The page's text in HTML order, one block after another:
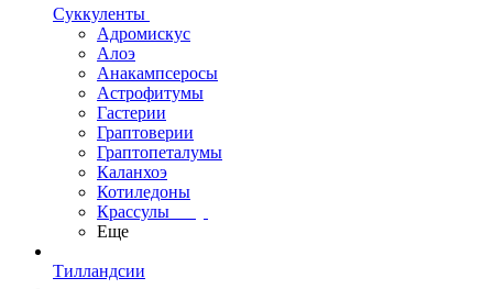
Суккуленты
Адромискус
Алоэ
Анакампсеросы
Астрофитумы
Гастерии
Граптоверии
Граптопеталумы
Каланхоэ
Котиледоны
Крассулы
Еще
Тилландсии